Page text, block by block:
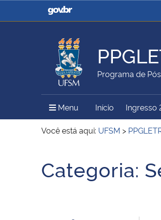
Casa Civil
Ministério da Agricultura,
Pecuária e Abastecimento
Ministério do Meio Ambiente
Secretaria de Governo
Programa de
Menu Menu Principal do
Início Ingresso
Você está aqui: UFSM >
Categoria: